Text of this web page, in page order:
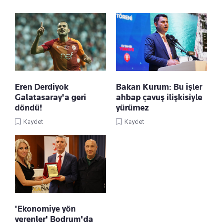
Eren Derdiyok
Galatasaray'a geri
döndü!
Kaydet
Bakan Kurum: Bu işler
ahbap çavuş ilişkisiyle
yürümez
Kaydet
'Ekonomiye yön
verenler' Bodrum'da